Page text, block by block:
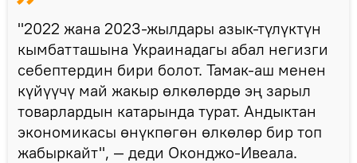
"2022 жана 2023-жылдары азык-түлүктүн
кымбатташына Украинадагы абал негизги
себептердин бири болот. Тамак-аш менен
күйүүчү май жакыр өлкөлөрдө эң зарыл
товарлардын катарында турат. Андыктан
экономикасы өнүкпөгөн өлкөлөр бир топ
жабыркайт", — деди Оконджо-Ивеала.